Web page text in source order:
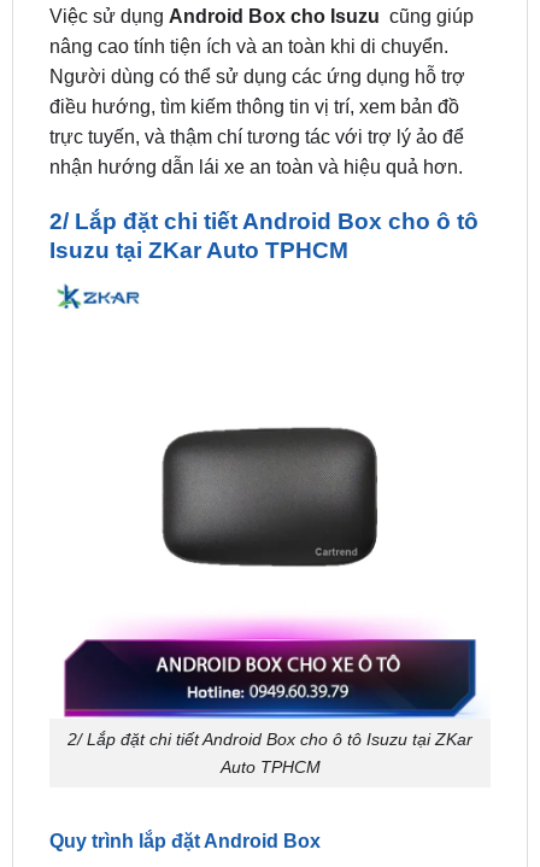
Người dùng có thể sử dụng các ứng dụng hỗ trợ
điều hướng, tìm kiếm thông tin vị trí, xem bản đồ
trực tuyến, và thậm chí tương tác với trợ lý ảo để
nhận hướng dẫn lái xe an toàn và hiệu quả hơn.
2/ Lắp đặt chi tiết Android Box cho ô tô
2/ Lắp đặt chi tiết Android Box cho ô tô Isuzu tại ZKar
Auto TPHCM
Quy trình lắp đặt Android Box
ZKar Autođược thực hiện bởi đội ngũ kỹ thuật